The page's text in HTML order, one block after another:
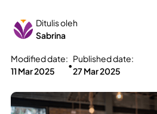
Ditulis oleh
Sabrina
Modified date:
11 Mar 2025
•
Published date:
27 Mar 2025